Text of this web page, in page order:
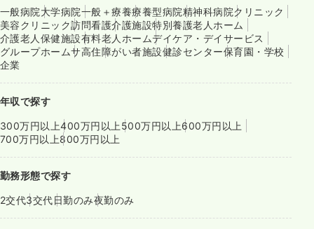
一般病院大学病院一般＋療養療養型病院精神科病院クリニック
美容クリニック訪問看護介護施設特別養護老人ホーム
介護老人保健施設有料老人ホームデイケア・デイサービス
グループホームサ高住障がい者施設健診センター保育園・学校
企業
年収で探す
300万円以上400万円以上 500万円以上600万円以上
700万円以上800万円以上
勤務形態で探す
2交代3交代日勤のみ夜勤のみ